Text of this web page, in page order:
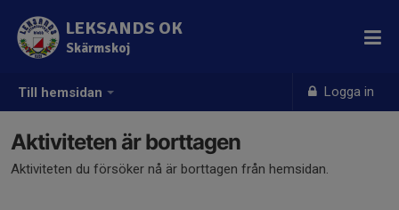
Till hemsidan Logga in
LEKSANDS OK
Skärmskoj
Aktiviteten är borttagen
Aktiviteten du försöker nå är borttagen från hemsidan.